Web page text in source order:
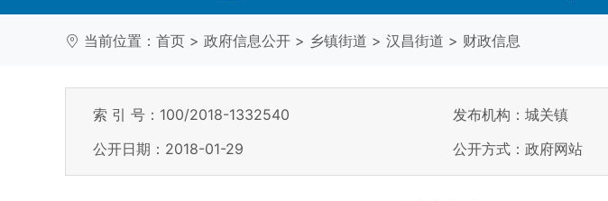
当前位置： 首页 > 政府信息公开 > 乡镇街道 > 汉昌街道 > 财政信息
索 引 号：100/2018-1332540 发布机构：城关镇
公开日期：2018-01-29
公开方式：政府网站